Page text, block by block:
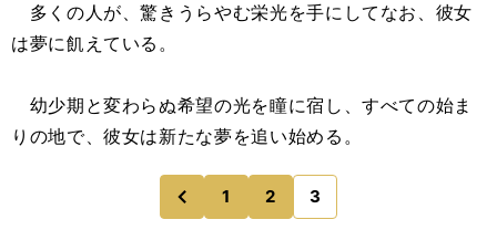
多くの人が、驚きうらやむ栄光を手にしてなお、彼女
は夢に飢えている。
幼少期と変わらぬ希望の光を瞳に宿し、すべての始ま
りの地で、彼女は新たな夢を追い始める。
前
のページへ
1 2 3